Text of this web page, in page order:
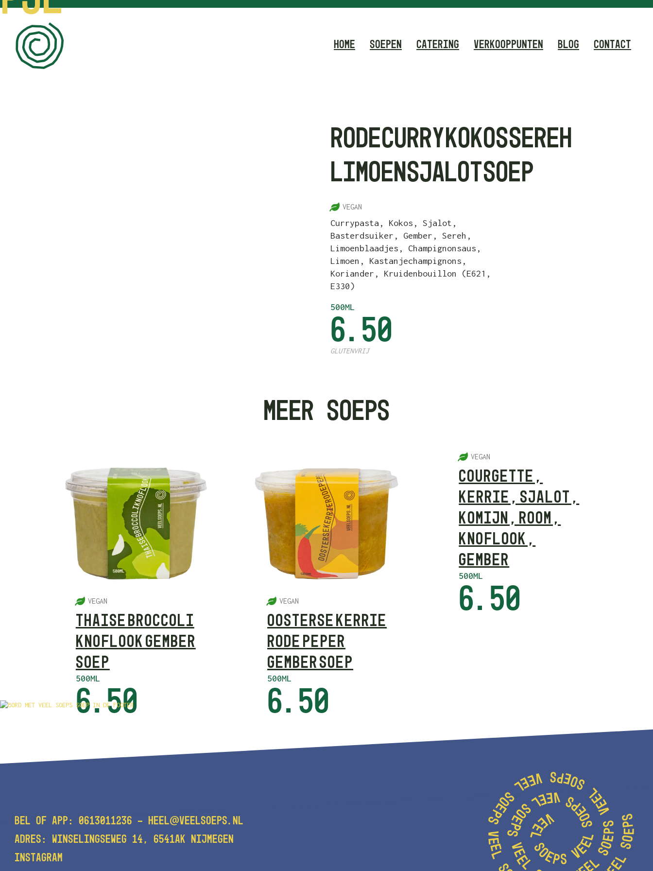
1 HOME SOEPEN CATERING VERKOOPPUNTEN BLOG CONTACT
RODE CURRY KOKOS SEREH
LIMOEN SJALOT SOEP
5VEGAN
Currypasta, Kokos, Sjalot,
Basterdsuiker, Gember, Sereh,
Limoenblaadjes, Champignonsaus,
Limoen, Kastanjechampignons,
Koriander, Kruidenbouillon (e621,
E330)
500ML
6.50
GLUTENVRIJ
MEER SOEPS
5VEGAN
THAISE BROCCOLI
KNOFLOOK GEMBER
SOEP
500ML
6.50
5VEGAN
OOSTERSE KERRIE
RODE PEPER
GEMBER SOEP
500ML
6.50
5VEGAN
COURGETTE,
KERRIE, SJALOT,
KOMIJN, ROOM,
KNOFLOOK,
GEMBER
500ML
6.50
BEL OF APP: 0613011236 - HEEL@VEELSOEPS.NL
ADRES: WINSELINGSEWEG 14, 6541AK NIJMEGEN
INSTAGRAM